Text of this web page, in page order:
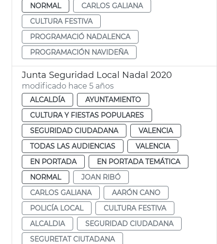
NORMAL
CARLOS GALIANA
CULTURA FESTIVA
PROGRAMACIÓ NADALENCA
PROGRAMACIÓN NAVIDEÑA
Junta Seguridad Local Nadal 2020
modificado hace 5 años
ALCALDÍA
AYUNTAMIENTO
CULTURA Y FIESTAS POPULARES
SEGURIDAD CIUDADANA
VALENCIA
TODAS LAS AUDIENCIAS
VALENCIA
EN PORTADA
EN PORTADA TEMÁTICA
NORMAL
JOAN RIBÓ
CARLOS GALIANA
AARÓN CANO
POLICÍA LOCAL
CULTURA FESTIVA
ALCALDIA
SEGURIDAD CIUDADANA
SEGURETAT CIUTADANA